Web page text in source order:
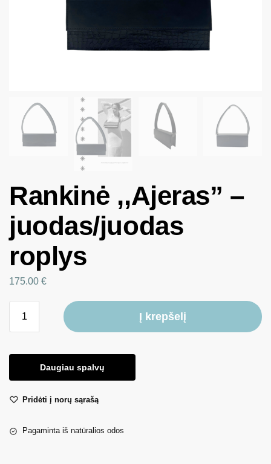
Rankinė ,,Ajeras” –
juodas/juodas
roplys
175.00 €
Į krepšelį
Daugiau spalvų
Pridėti į norų sąrašą
Pagaminta iš natūralios odos